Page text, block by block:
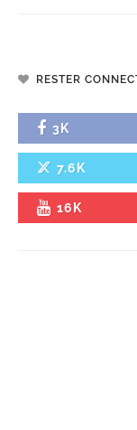
RESTER
3K
7.6K
16K